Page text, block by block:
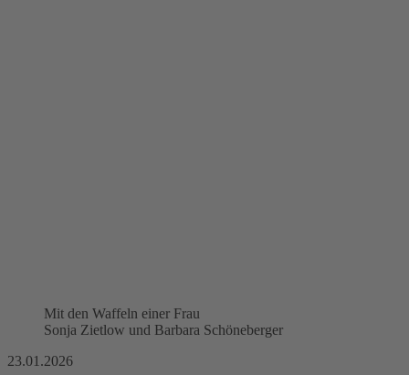
Mit den Waffeln einer Frau
Sonja Zietlow und Barbara Schöneberger
23.01.2026